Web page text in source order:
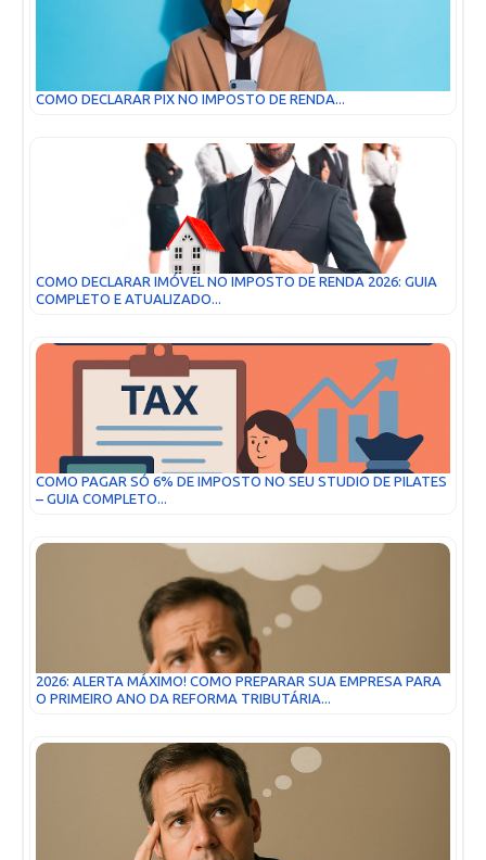
COMO DECLARAR PIX NO IMPOSTO DE RENDA...
COMO DECLARAR IMÓVEL NO IMPOSTO DE RENDA 2026: GUIA
COMPLETO E ATUALIZADO...
COMO PAGAR SÓ 6% DE IMPOSTO NO SEU STUDIO DE PILATES
– GUIA COMPLETO...
2026: ALERTA MÁXIMO! COMO PREPARAR SUA EMPRESA PARA
O PRIMEIRO ANO DA REFORMA TRIBUTÁRIA...